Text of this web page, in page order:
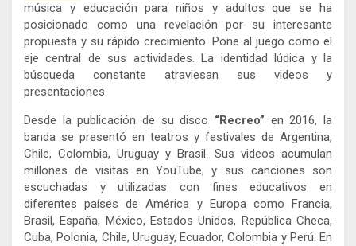
música y educación para niños y adultos que se ha
posicionado como una revelación por su interesante
propuesta y su rápido crecimiento. Pone al juego como el
eje central de sus actividades. La identidad lúdica y la
búsqueda constante atraviesan sus videos y
presentaciones.
Desde la publicación de su disco “Recreo” en 2016, la
banda se presentó en teatros y festivales de Argentina,
Chile, Colombia, Uruguay y Brasil. Sus videos acumulan
millones de visitas en YouTube, y sus canciones son
escuchadas y utilizadas con fines educativos en
diferentes países de América y Europa como Francia,
Brasil, España, México, Estados Unidos, República Checa,
Cuba, Polonia, Chile, Uruguay, Ecuador, Colombia y Perú. En